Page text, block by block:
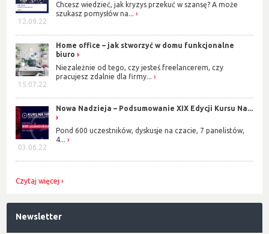
12.09.22
Chcesz wiedzieć, jak kryzys przekuć w szansę? A może
szukasz pomysłów na...
15.07.22
Home office – jak stworzyć w domu funkcjonalne
biuro
Niezależnie od tego, czy jesteś freelancerem, czy
pracujesz zdalnie dla firmy...
03.06.22
Nowa Nadzieja – Podsumowanie XIX Edycji Kursu Na...
Pond 600 uczestników, dyskusje na czacie, 7 panelistów,
4...
Czytaj więcej
Newsletter